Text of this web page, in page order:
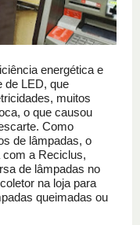
energética e
de LED, que
muitos
o que causou
Como
de lâmpadas, o
com a Reciclus,
de lâmpadas no
na loja para
queimadas ou